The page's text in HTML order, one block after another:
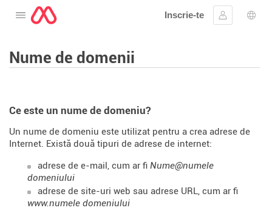
Deschide meniul
Inscrie-te
Conectare
Nume de domenii
Ce este un nume de domeniu?
Un nume de domeniu este utilizat pentru a crea adrese de
Internet. Există două tipuri de adrese de internet:
adrese de e-mail, cum ar fi Nume@numele
domeniului
adrese de site-uri web sau adrese URL, cum ar fi
www.numele domeniului